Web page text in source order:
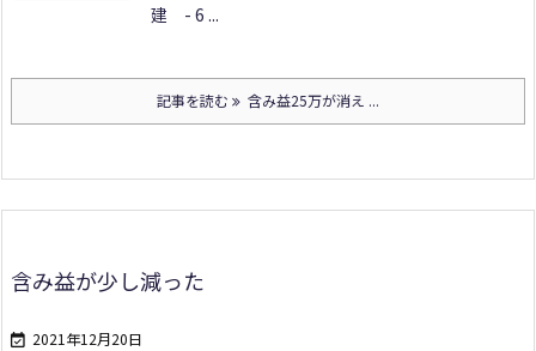
建 - 6 ...
記事を読む 含み益25万が消え ...
含み益が少し減った
 2021年12月20日